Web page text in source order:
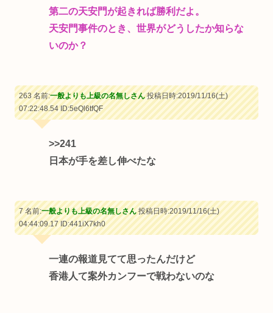
第二の天安門が起きれば勝利だよ。
天安門事件のとき、世界がどうしたか知らな
いのか？
263 名前:一般よりも上級の名無しさん投稿日時:2019/11/16(土)
07:22:48.54ID:5eQl6tfQF
>>241
日本が手を差し伸べたな
7 名前:一般よりも上級の名無しさん投稿日時:2019/11/16(土)
04:44:09.17ID:441iX7kh0
一連の報道見てて思ったんだけど
香港人て案外カンフーで戦わないのな